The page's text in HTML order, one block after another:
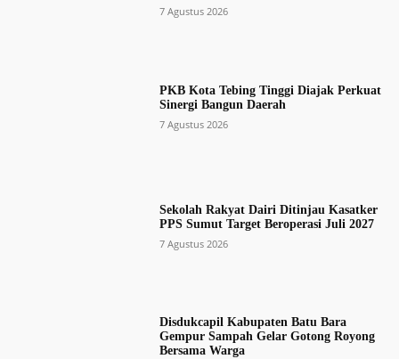
7 Agustus 2026
PKB Kota Tebing Tinggi Diajak Perkuat
Sinergi Bangun Daerah
7 Agustus 2026
Sekolah Rakyat Dairi Ditinjau Kasatker
PPS Sumut Target Beroperasi Juli 2027
7 Agustus 2026
Disdukcapil Kabupaten Batu Bara
Gempur Sampah Gelar Gotong Royong
Bersama Warga